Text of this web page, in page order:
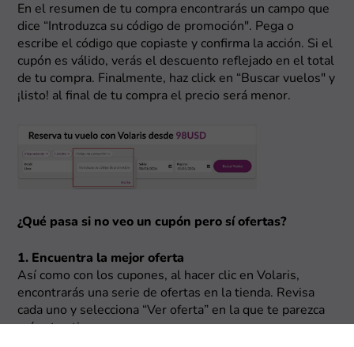
En el resumen de tu compra encontrarás un campo que
dice “Introduzca su código de promoción". Pega o
escribe el código que copiaste y confirma la acción. Si el
cupón es válido, verás el descuento reflejado en el total
de tu compra. Finalmente, haz click en “Buscar vuelos" y
¡listo! al final de tu compra el precio será menor.
¿Qué pasa si no veo un cupón pero sí ofertas?
1. Encuentra la mejor oferta
Así como con los cupones, al hacer clic en Volaris,
encontrarás una serie de ofertas en la tienda. Revisa
cada uno y selecciona “Ver oferta” en la que te parezca
más atractiva.